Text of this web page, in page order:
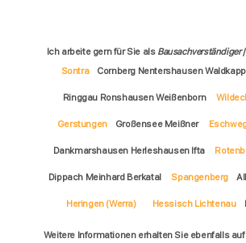
Ich arbeite gern für Sie als Bausachverständiger/
Sontra
Cornberg Nentershausen
Ringgau Ronshausen Weißenborn
Gerstungen Großensee Meißner
Dankmarshausen Herleshausen Ifta
Dippach Meinhard Berkatal Spangenberg
Heringen (Werra) Hessisch Lichtenau
Weitere Informationen erhalten Sie ebenfalls auf